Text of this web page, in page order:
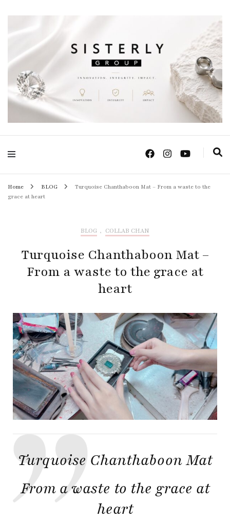
Sisterly Group
Thailand
Positive Power Jewelry แหวนแต่งงาน เครื่องประดับผู้หญิง จิวเวลรี จันทบุรี
Home BLOG
Turquoise Chanthaboon Mat – From a waste to the
grace at heart
BLOG , COLLAB CHAN
Turquoise Chanthaboon Mat –
From a waste to the grace at
heart
Turquoise Chanthaboon Mat
From a waste to the grace at
heart